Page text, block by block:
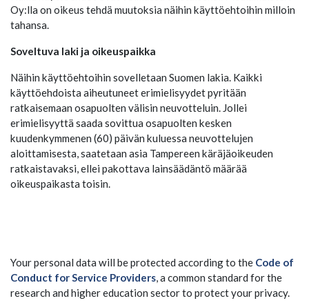
Oy:lla on oikeus tehdä muutoksia näihin käyttöehtoihin milloin
tahansa.
Soveltuva laki ja oikeuspaikka
Näihin käyttöehtoihin sovelletaan Suomen lakia. Kaikki
käyttöehdoista aiheutuneet erimielisyydet pyritään
ratkaisemaan osapuolten välisin neuvotteluin. Jollei
erimielisyyttä saada sovittua osapuolten kesken
kuudenkymmenen (60) päivän kuluessa neuvottelujen
aloittamisesta, saatetaan asia Tampereen käräjäoikeuden
ratkaistavaksi, ellei pakottava lainsäädäntö määrää
oikeuspaikasta toisin.
Your personal data will be protected according to the Code of
Conduct for Service Providers, a common standard for the
research and higher education sector to protect your privacy.